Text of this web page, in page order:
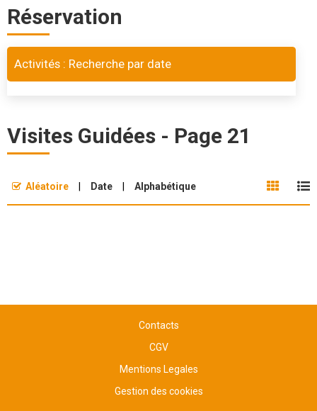
Réservation
Activités : Recherche par date
Visites Guidées - Page 21
Aléatoire Date Alphabétique
Contacts
CGV
Mentions Legales
Gestion des cookies